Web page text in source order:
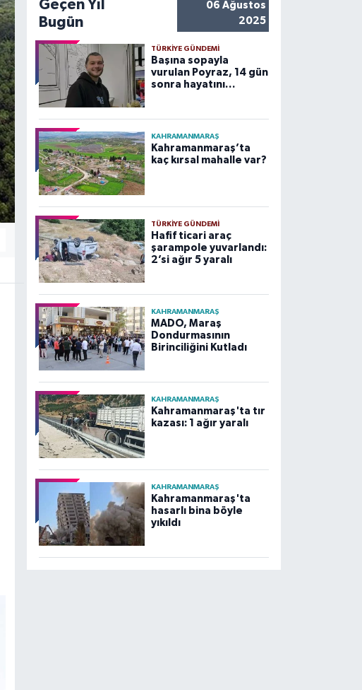
Geçen Yıl
Bugün
06 Ağustos
2025
TÜRKIYE GÜNDEMI
Başına sopayla
vurulan Poyraz, 14 gün
sonra hayatını
KAHRAMANMARAŞ
Kahramanmaraş’ta
kaç kırsal mahalle var?
TÜRKIYE GÜNDEMI
Hafif ticari araç
şarampole yuvarlandı:
2’si ağır 5 yaralı
KAHRAMANMARAŞ
MADO, Maraş
Dondurmasının
Birinciliğini Kutladı
KAHRAMANMARAŞ
Kahramanmaraş'ta tır
kazası: 1 ağır yaralı
KAHRAMANMARAŞ
Kahramanmaraş'ta
hasarlı bina böyle
yıkıldı